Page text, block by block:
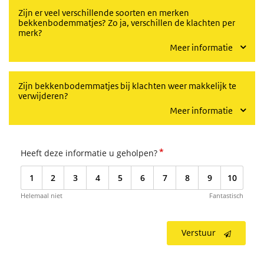
Zijn er veel verschillende soorten en merken
bekkenbodemmatjes? Zo ja, verschillen de klachten per
merk?
Meer informatie
Zijn bekkenbodemmatjes bij klachten weer makkelijk te
verwijderen?
Meer informatie
Heeft deze informatie u geholpen?*
1 2 3 4 5 6 7 8 9 10
Helemaal niet Fantastisch
Verstuur